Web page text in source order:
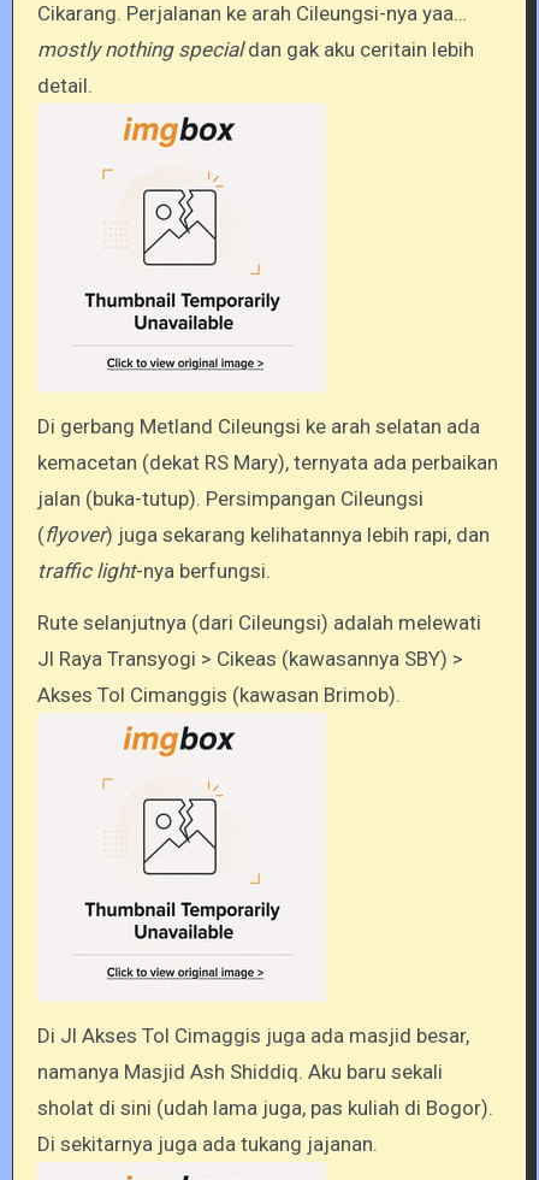
Cikarang. Perjalanan ke arah Cileungsi-nya yaa…
mostly nothing specialdan gak aku ceritain lebih
detail.
Di gerbang Metland Cileungsi ke arah selatan ada
kemacetan (dekat RS Mary), ternyata ada perbaikan
jalan (buka-tutup). Persimpangan Cileungsi
(flyover) juga sekarang kelihatannya lebih rapi, dan
traffic light-nya berfungsi.
Rute selanjutnya (dari Cileungsi) adalah melewati
Jl Raya Transyogi > Cikeas (kawasannya SBY) >
Akses Tol Cimanggis (kawasan Brimob).
Di Jl Akses Tol Cimaggis juga ada masjid besar,
namanya Masjid Ash Shiddiq. Aku baru sekali
sholat di sini (udah lama juga, pas kuliah di Bogor).
Di sekitarnya juga ada tukang jajanan.